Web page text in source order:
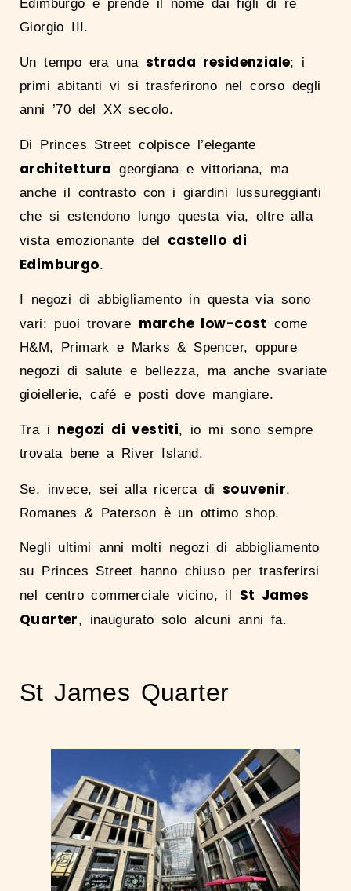
Edimburgo e prende il nome dai figli di re
Giorgio III.
Un tempo era una strada residenziale; i
primi abitanti vi si trasferirono nel corso degli
anni ’70 del XX secolo.
Di Princes Street colpisce l’elegante
architettura georgiana e vittoriana, ma
anche il contrasto con i giardini lussureggianti
che si estendono lungo questa via, oltre alla
vista emozionante del castello di
Edimburgo.
I negozi di abbigliamento in questa via sono
vari: puoi trovare marche low-cost come
H&M, Primark e Marks & Spencer, oppure
negozi di salute e bellezza, ma anche svariate
gioiellerie, café e posti dove mangiare.
Tra i negozi di vestiti, io mi sono sempre
trovata bene a River Island.
Se, invece, sei alla ricerca di souvenir,
Romanes & Paterson è un ottimo shop.
Negli ultimi anni molti negozi di abbigliamento
su Princes Street hanno chiuso per trasferirsi
nel centro commerciale vicino, il St James
Quarter, inaugurato solo alcuni anni fa.
St James Quarter